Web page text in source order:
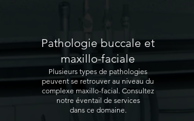
Pathologie buccale et
maxillo-faciale
Plusieurs types de pathologies
peuvent se retrouver au niveau du
complexe maxillo-facial. Consultez
notre éventail de services
dans ce domaine.